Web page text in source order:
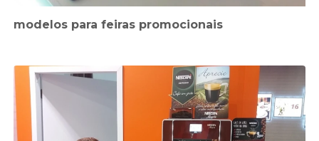
modelos para feiras promocionais